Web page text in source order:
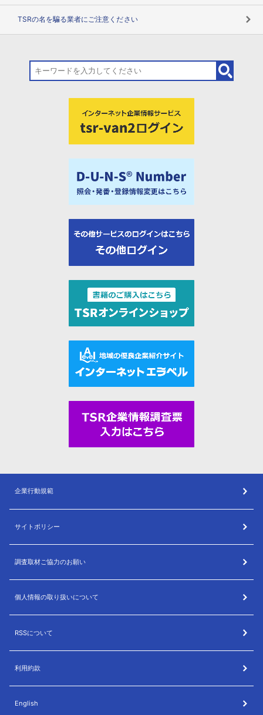
TSRの名を騙る業者にご注意ください
企業行動規範
サイトポリシー
調査取材ご協力のお願い
個人情報の取り扱いについて
RSSについて
利用約款
English